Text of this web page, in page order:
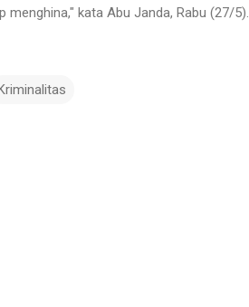
menghina," kata Abu Janda, Rabu (27/5).